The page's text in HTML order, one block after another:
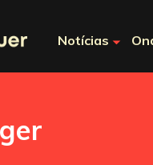
Notícias